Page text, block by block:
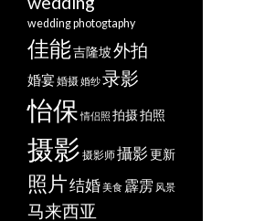
wedding photogtaphy
佳能吉隆坡外拍
婚宴婚摄婚纱录影
怡保 情侣照 拍摄拍照
摄影 摄影师攝影更新
照片结婚美食 霹雳 风景
马来西亚